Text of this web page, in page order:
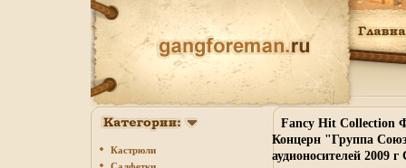
Кастрюли
Fancy Hit Collection
Концерн "Группа
аудионосителей 2009